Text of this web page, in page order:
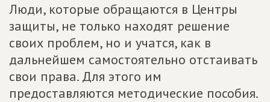
Люди, которые обращаются в Центры
защиты, не только находят решение
своих проблем, но и учатся, как в
дальнейшем самостоятельно отстаивать
свои права. Для этого им
предоставляются методические пособия.